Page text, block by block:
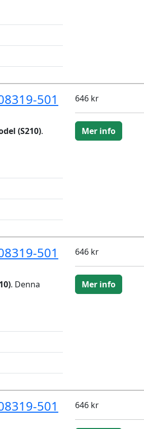
501
(S210).
646 kr
Mer info
501
. Denna
646 kr
Mer info
501
646 kr